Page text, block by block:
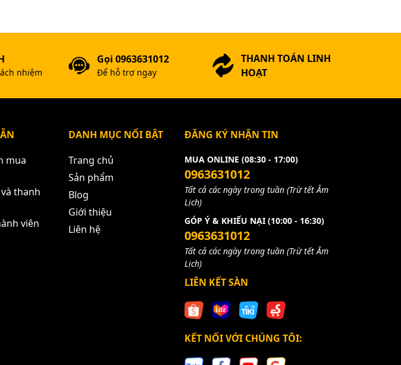
điện tử giả rẻ
nhiệm
Gọi 0963631012
Để hỗ trợ ngay
THANH TOÁN LINH
HOẠT
mua
thanh
viên
DANH MỤC NỔI BẬT
Trang chủ
Sản phẩm
Blog
Giới thiệu
Liên hệ
ĐĂNG KÝ NHẬN TIN
MUA ONLINE (08:30 - 17:00)
0963631012
Tất cả các ngày trong tuần (Trừ tết Âm
Lịch)
GÓP Ý & KHIẾU NẠI (10:00 - 16:30)
0963631012
Tất cả các ngày trong tuần (Trừ tết Âm
Lịch)
LIÊN KẾT SÀN
KẾT NỐI VỚI CHÚNG TÔI: